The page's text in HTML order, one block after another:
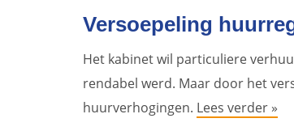
Versoepeling
Het kabinet wil particuliere
rendabel werd. Maar door het
huurverhogingen. Lees verder »